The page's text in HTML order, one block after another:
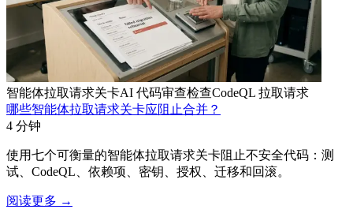
智能体拉取请求关卡AI 代码审查检查CodeQL 拉取请求
哪些智能体拉取请求关卡应阻止合并？
4 分钟
使用七个可衡量的智能体拉取请求关卡阻止不安全代码：测
试、CodeQL、依赖项、密钥、授权、迁移和回滚。
阅读更多 →